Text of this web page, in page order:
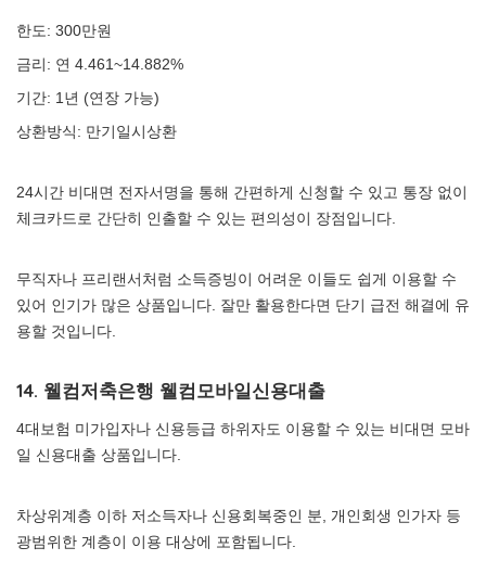
한도: 300만원
금리: 연 4.461~14.882%
기간: 1년 (연장 가능)
상환방식: 만기일시상환
24시간 비대면 전자서명을 통해 간편하게 신청할 수 있고 통장 없이
체크카드로 간단히 인출할 수 있는 편의성이 장점입니다.
무직자나 프리랜서처럼 소득증빙이 어려운 이들도 쉽게 이용할 수
있어 인기가 많은 상품입니다. 잘만 활용한다면 단기 급전 해결에 유
용할 것입니다.
14. 웰컴저축은행 웰컴모바일신용대출
4대보험 미가입자나 신용등급 하위자도 이용할 수 있는 비대면 모바
일 신용대출 상품입니다.
차상위계층 이하 저소득자나 신용회복중인 분, 개인회생 인가자 등
광범위한 계층이 이용 대상에 포함됩니다.